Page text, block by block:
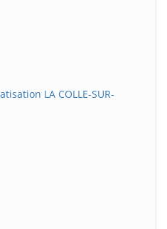
LA COLLE-SUR-